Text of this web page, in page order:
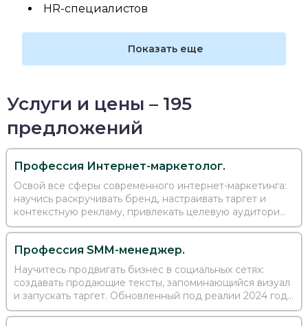
HR-специалистов
Показать еще
Услуги и цены – 195
предложений
Профессия Интернет-маркетолог.
Освой все сферы современного интернет-маркетинга:
научись раскручивать бренд, настраивать таргет и
контекстную рекламу, привлекать целевую аудиторию,
проводить веб-аналитику и создавать лендинг на Tilda
Профессия SMM-менеджер.
Научитесь продвигать бизнес в социальных сетях:
создавать продающие тексты, запоминающийся визуал
и запускать таргет. Обновленный под реалии 2024 года
практический курс с обучением на вашем проекте